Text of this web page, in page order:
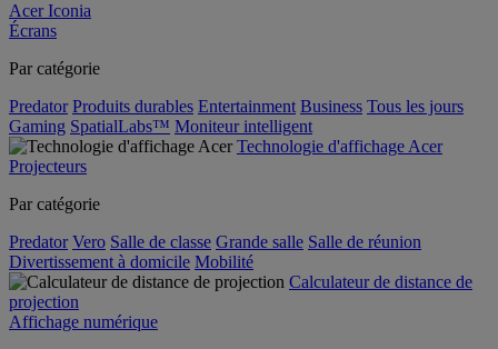
Acer Iconia
Écrans
Par catégorie
Predator Produits durables Entertainment Business Tous les jours
Gaming SpatialLabs™ Moniteur intelligent
Technologie d'affichage Acer
Projecteurs
Par catégorie
Predator Vero Salle de classe Grande salle Salle de réunion
Divertissement à domicile Mobilité
Calculateur de distance de
projection
Affichage numérique